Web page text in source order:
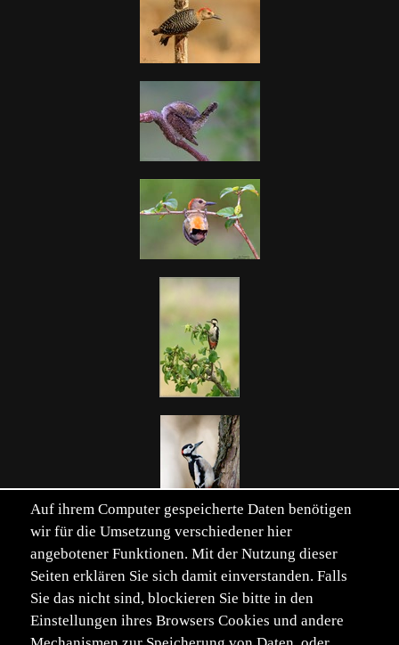
Auf ihrem Computer gespeicherte Daten benötigen
wir für die Umsetzung verschiedener hier
angebotener Funktionen. Mit der Nutzung dieser
Seiten erklären Sie sich damit einverstanden. Falls
Sie das nicht sind, blockieren Sie bitte in den
Einstellungen ihres Browsers Cookies und andere